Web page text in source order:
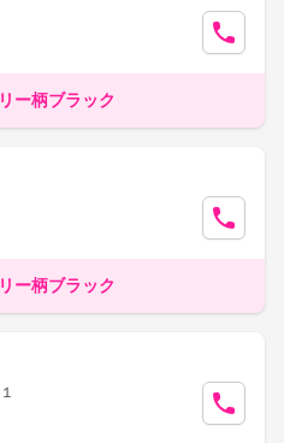
ー柄ブラック
ー柄ブラック